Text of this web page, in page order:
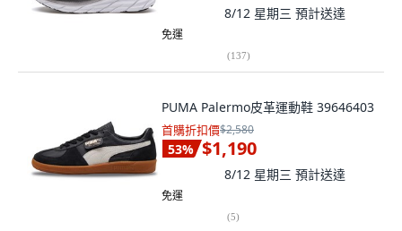
8/12 星期三 預計送達
免運
(137)
PUMA Palermo皮革運動鞋 39646403
首購折扣價$2,580
53% $1,190
8/12 星期三 預計送達
免運
(5)